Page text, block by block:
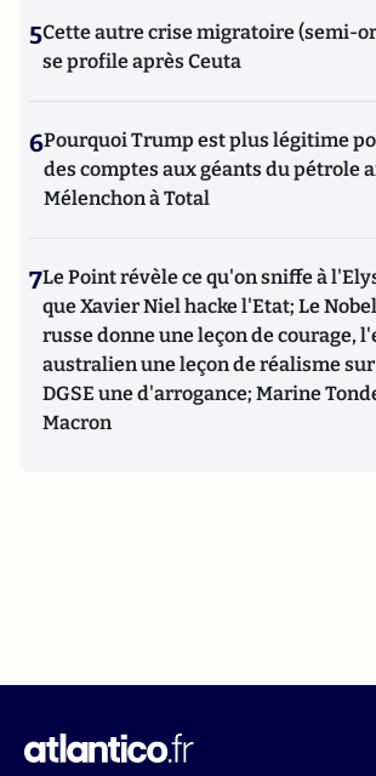
5Cette autre crise migratoire (semi-
se profile après Ceuta
6Pourquoi Trump est plus légitime
des comptes aux géants du pétrole
Mélenchon à Total
7Le Point révèle ce qu'on sniffe à
que Xavier Niel hacke l'Etat; Le
russe donne une leçon de courage,
australien une leçon de réalisme sur
DGSE une d'arrogance; Marine
Macron